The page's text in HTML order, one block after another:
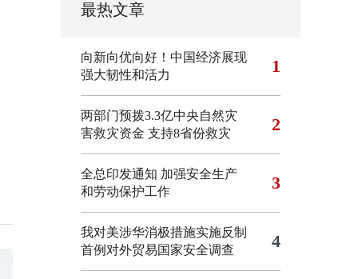
最热文章
向新向优向好！中国经济展现
强大韧性和活力
1
两部门预拨3.3亿中央自然灾
害救灾资金 支持8省份救灾
2
全总印发通知 加强安全生产
和劳动保护工作
3
我对美涉华消极措施实施反制
首例对外贸易国家安全调查
4